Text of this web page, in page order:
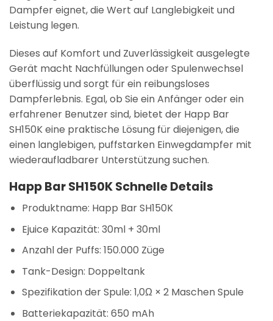
Dampfer eignet, die Wert auf Langlebigkeit und
Leistung legen.
Dieses auf Komfort und Zuverlässigkeit ausgelegte
Gerät macht Nachfüllungen oder Spulenwechsel
überflüssig und sorgt für ein reibungsloses
Dampferlebnis. Egal, ob Sie ein Anfänger oder ein
erfahrener Benutzer sind, bietet der Happ Bar
SH150K eine praktische Lösung für diejenigen, die
einen langlebigen, puffstarken Einwegdampfer mit
wiederaufladbarer Unterstützung suchen.
Happ Bar SH150K Schnelle Details
Produktname: Happ Bar SH150K
Ejuice Kapazität: 30ml + 30ml
Anzahl der Puffs: 150.000 Züge
Tank-Design: Doppeltank
Spezifikation der Spule: 1,0Ω × 2 Maschen Spule
Batteriekapazität: 650 mAh